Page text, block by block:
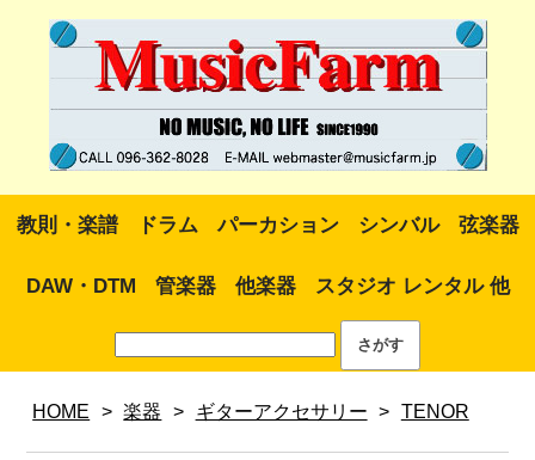
教則・楽譜 ドラム パーカション シンバル 弦楽器
DAW・DTM 管楽器 他楽器 スタジオ レンタル 他
HOME > 楽器 > ギターアクセサリー > TENOR